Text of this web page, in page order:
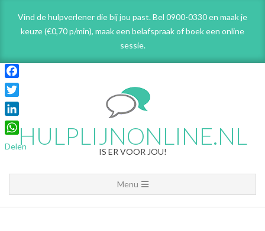
content
Vind de hulpverlener die bij jou past. Bel 0900-0330 en maak je
keuze (€0,70 p/min), maak een belafspraakof boek een online
sessie.
HULPLIJNONLINE.NL
IS ER VOOR JOU!
Navigation
Menu
Menu
Facebook
Twitter
LinkedIn
WhatsApp
Delen